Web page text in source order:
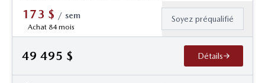
173 $ / sem
Achat 84 mois
Soyez préqualifié
49 495 $ Détails